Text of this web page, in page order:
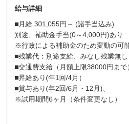
給与詳細
■月給 301,055円～ (諸手当込み)
別途、補助金手当(0～4,000円)あり
※行政による補助金のため変動の可
■残業代：別途支給、みなし残業無し
■交通費支給（月額上限38000円まで
■昇給あり(年1回/4月）
■賞与あり(年2回/6月・12月)、
※試用期間6ヶ月（条件変更なし）